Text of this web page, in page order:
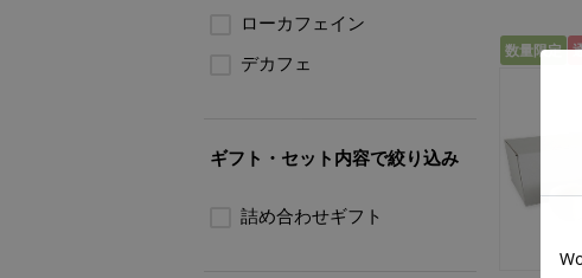
数量限定
ローカフェイン
デカフェ
ギフト・セット内容で絞り込み
詰め合わせギフト